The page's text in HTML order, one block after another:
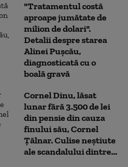
"Tratamentul costă
aproape jumătate de
milion de dolari".
Detalii despre starea
Alinei Pușcău,
diagnosticată cu o
boală gravă
Cornel Dinu, lăsat
lunar fără 3.500 de lei
din pensie din cauza
finului său, Cornel
Țălnar. Culise neștiute
ale scandalului dintre...